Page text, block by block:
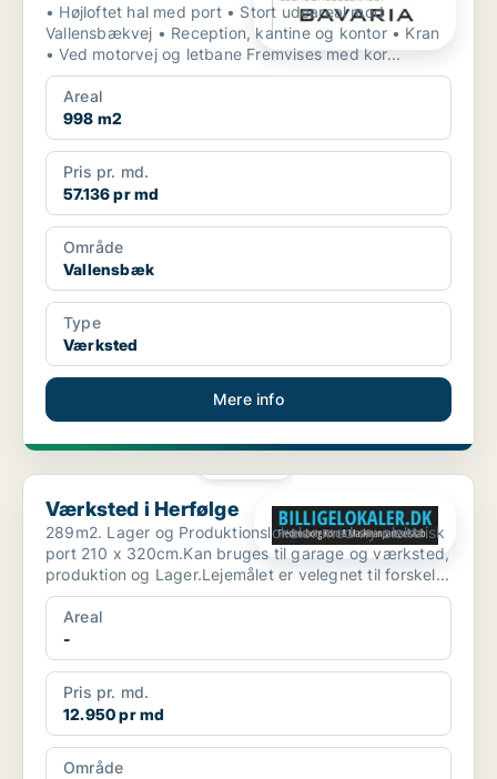
• Højloftet hal med port • Stort udeareal mod
Vallensbækvej • Reception, kantine og kontor • Kran
• Ved motorvej og letbane Fremvises med kor...
Areal
998 m2
Pris pr. md.
57.136 pr md
Område
Vallensbæk
Type
Værksted
Mere info
Værksted i Herfølge
Værksted i Herfølge
289m2. Lager og Produktionslokaler med ny elektrisk
port 210 x 320cm.Kan bruges til garage og værksted,
produktion og Lager.Lejemålet er velegnet til forskel...
Areal
-
Pris pr. md.
12.950 pr md
Område